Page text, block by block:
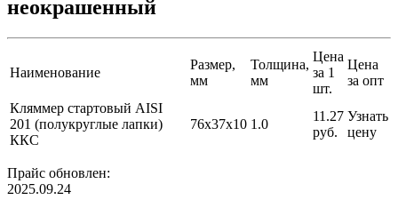
неокрашенный
Наименование
Размер,
мм
Толщина,
мм
Цена
за 1
шт.
Цена
за опт
Кляммер стартовый AISI
201 (полукруглые лапки)
ККС
76х37х10 1.0
11.27
руб.
Узнать
цену
Прайс обновлен:
2025.09.24